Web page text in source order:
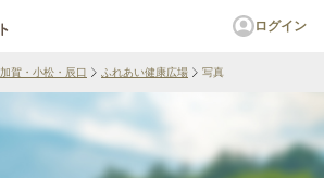
ログイン
加賀・小松・辰口 ふれあい健康広場 写真